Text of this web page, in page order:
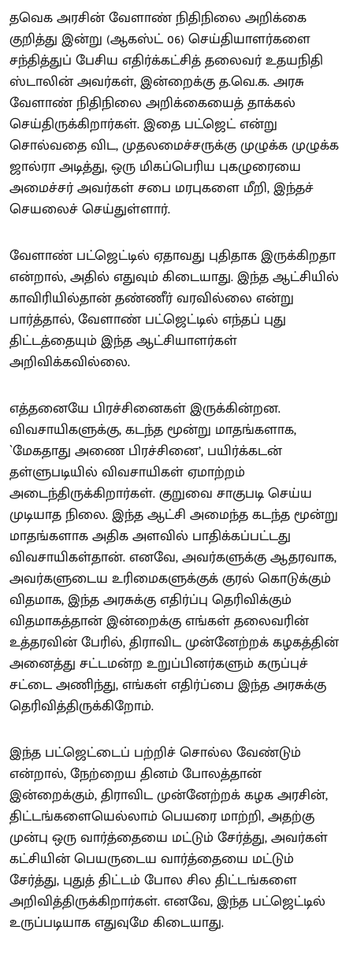
தவெக அரசின் வேளாண் நிதிநிலை அறிக்கை
குறித்து இன்று (ஆகஸ்ட் 06) செய்தியாளர்களை
சந்தித்துப் பேசிய எதிர்க்கட்சித் தலைவர் உதயநிதி
ஸ்டாலின் அவர்கள், இன்றைக்கு த.வெ.க. அரசு
வேளாண் நிதிநிலை அறிக்கையைத் தாக்கல்
செய்திருக்கிறார்கள். இதை பட்ஜெட் என்று
சொல்வதை விட, முதலமைச்சருக்கு முழுக்க முழுக்க
ஜால்ரா அடித்து, ஒரு மிகப்பெரிய புகழுரையை
அமைச்சர் அவர்கள் சபை மரபுகளை மீறி, இந்தச்
செயலைச் செய்துள்ளார்.
வேளாண் பட்ஜெட்டில் ஏதாவது புதிதாக இருக்கிறதா
என்றால், அதில் எதுவும் கிடையாது. இந்த ஆட்சியில்
காவிரியில்தான் தண்ணீர் வரவில்லை என்று
பார்த்தால், வேளாண் பட்ஜெட்டில் எந்தப் புது
திட்டத்தையும் இந்த ஆட்சியாளர்கள்
அறிவிக்கவில்லை.
எத்தனையே பிரச்சினைகள் இருக்கின்றன.
விவசாயிகளுக்கு, கடந்த மூன்று மாதங்களாக,
`மேகதாது அணை பிரச்சினை’, பயிர்க்கடன்
தள்ளுபடியில் விவசாயிகள் ஏமாற்றம்
அடைந்திருக்கிறார்கள். குறுவை சாகுபடி செய்ய
முடியாத நிலை. இந்த ஆட்சி அமைந்த கடந்த மூன்று
மாதங்களாக அதிக அளவில் பாதிக்கப்பட்டது
விவசாயிகள்தான். எனவே, அவர்களுக்கு ஆதரவாக,
அவர்களுடைய உரிமைகளுக்குக் குரல் கொடுக்கும்
விதமாக, இந்த அரசுக்கு எதிர்ப்பு தெரிவிக்கும்
விதமாகத்தான் இன்றைக்கு எங்கள் தலைவரின்
உத்தரவின் பேரில், திராவிட முன்னேற்றக் கழகத்தின்
அனைத்து சட்டமன்ற உறுப்பினர்களும் கருப்புச்
சட்டை அணிந்து, எங்கள் எதிர்ப்பை இந்த அரசுக்கு
தெரிவித்திருக்கிறோம்.
இந்த பட்ஜெட்டைப் பற்றிச் சொல்ல வேண்டும்
என்றால், நேற்றைய தினம் போலத்தான்
இன்றைக்கும், திராவிட முன்னேற்றக் கழக அரசின்,
திட்டங்களையெல்லாம் பெயரை மாற்றி, அதற்கு
முன்பு ஒரு வார்த்தையை மட்டும் சேர்த்து, அவர்கள்
கட்சியின் பெயருடைய வார்த்தையை மட்டும்
சேர்த்து, புதுத் திட்டம் போல சில திட்டங்களை
அறிவித்திருக்கிறார்கள். எனவே, இந்த பட்ஜெட்டில்
உருப்படியாக எதுவுமே கிடையாது.